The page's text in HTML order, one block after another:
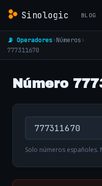
Sinologic BLOG
📡 Operadores›Números›
777311670
Número
Solo números españoles.